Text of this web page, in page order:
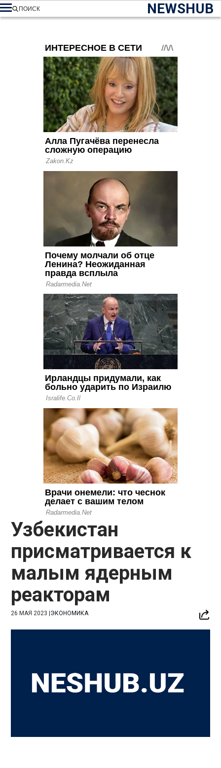
NEWSHUB
ПОИСК
Узбекистан
присматривается к
малым ядерным
реакторам
26 МАЯ 2023 |ЭКОНОМИКА